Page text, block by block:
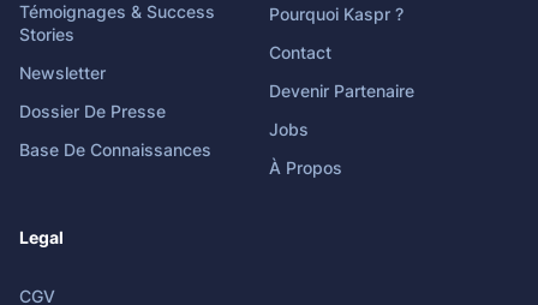
Témoignages & Success
Stories
Newsletter
Dossier De Presse
Base De Connaissances
Pourquoi Kaspr ?
Contact
Devenir Partenaire
Jobs
À Propos
Legal
CGV